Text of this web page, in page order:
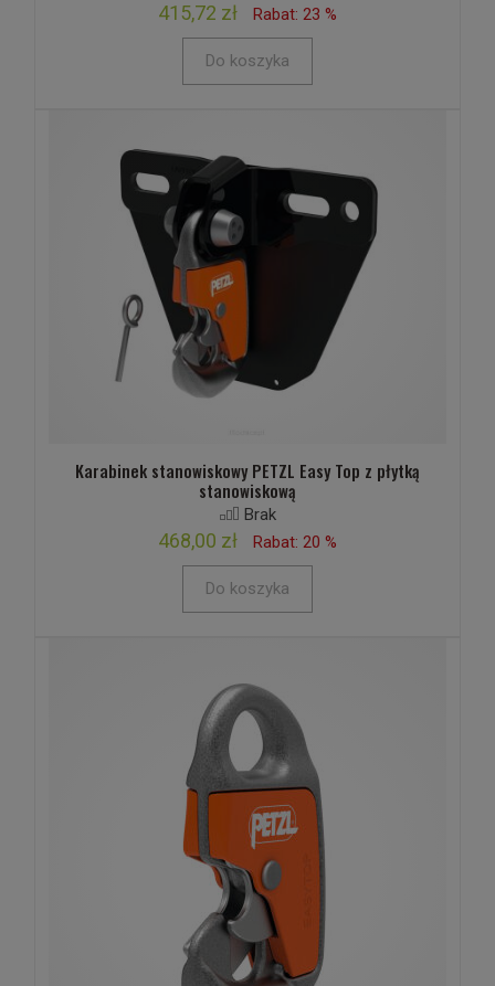
415,72 zł Rabat: 23 %
Do koszyka
Karabinek stanowiskowy PETZL Easy Top z płytką
stanowiskową
Brak
468,00 zł Rabat: 20 %
Do koszyka